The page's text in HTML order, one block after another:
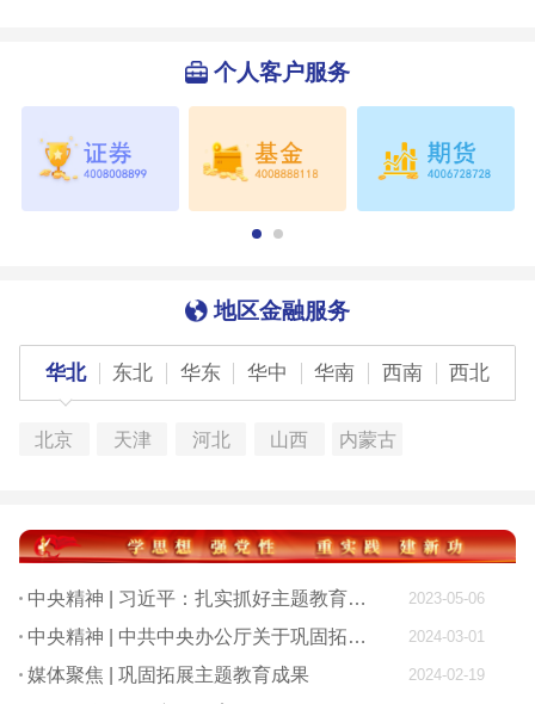
个人客户服务
地区金融服务
华北 东北 华东 华中 华南 西南 西北
北京 天津 河北 山西 内蒙古
中央精神 | 习近平：扎实抓好主题教育 为奋进新征程凝心聚力 2023-05-06
中央精神 | 中共中央办公厅关于巩固拓展学习贯彻习近平新时代中国特色社会主义思想主题教育成果的意见 2024-03-01
媒体聚焦 | 巩固拓展主题教育成果 2024-02-19